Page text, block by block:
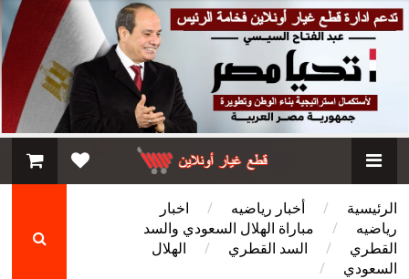
الرئيسية / أخبار رياضيه /
اخبار
رياضيه
/
مباراة الهلال السعودي والسد
القطري
/ السد القطري /
الهلال
السعودي
/